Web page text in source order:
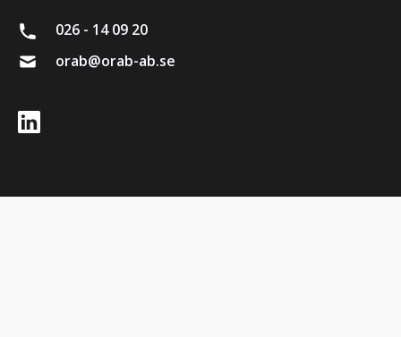
026 - 14 09 20
orab@orab-ab.se